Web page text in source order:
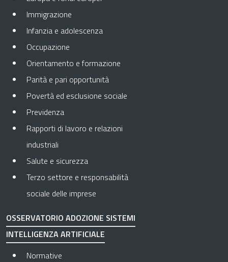
Immigrazione
Infanzia e adolescenza
Occupazione
Orientamento e formazione
Parità e pari opportunità
Povertà ed esclusione sociale
Previdenza
Rapporti di lavoro e relazioni
industriali
Salute e sicurezza
Terzo settore e responsabilità
sociale delle imprese
OSSERVATORIO ADOZIONE SISTEMI
INTELLIGENZA ARTIFICIALE
Normative